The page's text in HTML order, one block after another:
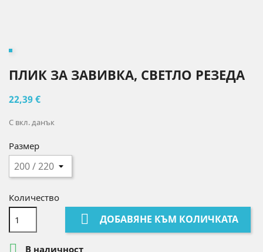
ПЛИК ЗА ЗАВИВКA, СВЕТЛО РЕЗЕДА
22,39 €
С вкл. данък
Размер
Количество
 ДОБАВЯНЕ КЪМ КОЛИЧКАТА
В наличност